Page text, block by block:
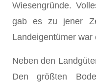
Wiesengründe.
gab es zu jener
Landeigentümer
Neben den
Den größten